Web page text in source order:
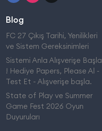
Blog
FC 27 Çıkış Tarihi, Yenilikleri
ve Sistem Gereksinimleri
Sistemi Anla Alışverişe Başla
! Hediye Papers, Please Al -
Test Et - Alışverişe başla.
State of Play ve Summer
Game Fest 2026 Oyun
Duyuruları